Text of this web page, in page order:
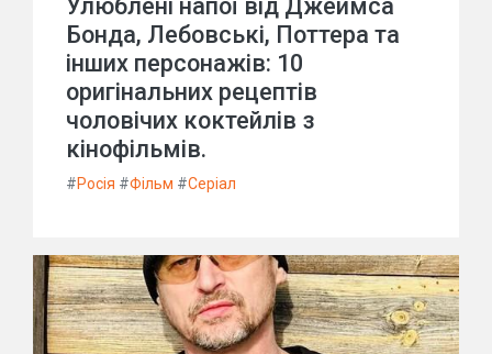
Улюблені напої від Джеймса
Бонда, Лебовські, Поттера та
інших персонажів: 10
оригінальних рецептів
чоловічих коктейлів з
кінофільмів.
#Росія #Фільм #Серіал